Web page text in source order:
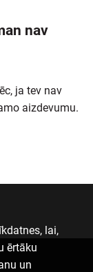
nav
ja tev nav
aizdevumu.
lai,
ērtāku
un